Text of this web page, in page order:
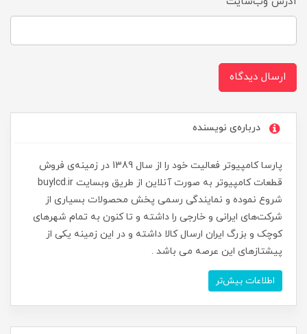
ارسال دیدگاه
درباره‌ی نویسنده
پارسا کامپیوتر فعالیت خود را از سال 1389 در زمینه‌ی فروش
قطعات کامپیوتر به صورت آنلاین از طریق وبسایت buylcd.ir
شروع نموده و نمایندگی رسمی پخش محصولات بسیاری از
شرکت‌های ایرانی و خارجی را داشته و تا کنون به تمام شهرهای
کوچک و بزرگ ایران ارسال کالا داشته و در این زمینه یکی از
پیشتازهای این عرصه می باشد .
اطلاعات بیش‌تر